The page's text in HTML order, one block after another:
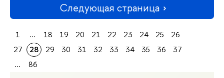
Следующая страница
1 ... 18 19 20 21 22 23 24 25
26
27
28 29 30 31 32 33 34 35 36
37
...
86